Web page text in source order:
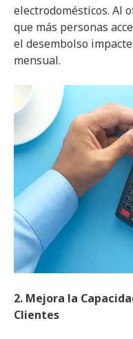
electrodomésticos. Al
que más personas
el desembolso
mensual.
2. Mejora la
Clientes